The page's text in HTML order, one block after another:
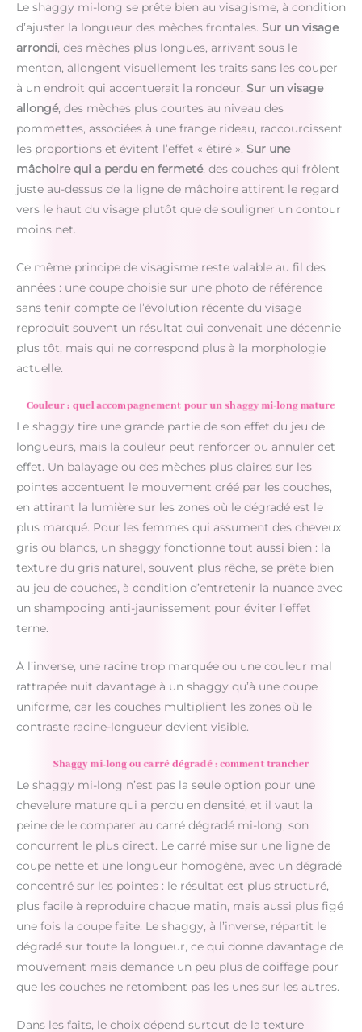
Le shaggy mi-long se prête bien au visagisme, à condition
d’ajuster la longueur des mèches frontales. Sur un visage
arrondi, des mèches plus longues, arrivant sous le
menton, allongent visuellement les traits sans les couper
à un endroit qui accentuerait la rondeur. Sur un visage
allongé, des mèches plus courtes au niveau des
pommettes, associées à une frange rideau, raccourcissent
les proportions et évitent l’effet « étiré ». Sur une
mâchoire qui a perdu en fermeté, des couches qui frôlent
juste au-dessus de la ligne de mâchoire attirent le regard
vers le haut du visage plutôt que de souligner un contour
moins net.
Ce même principe de visagisme reste valable au fil des
années : une coupe choisie sur une photo de référence
sans tenir compte de l’évolution récente du visage
reproduit souvent un résultat qui convenait une décennie
plus tôt, mais qui ne correspond plus à la morphologie
actuelle.
Couleur : quel accompagnement pour un shaggy mi-long mature
Le shaggy tire une grande partie de son effet du jeu de
longueurs, mais la couleur peut renforcer ou annuler cet
effet. Un balayage ou des mèches plus claires sur les
pointes accentuent le mouvement créé par les couches,
en attirant la lumière sur les zones où le dégradé est le
plus marqué. Pour les femmes qui assument des cheveux
gris ou blancs, un shaggy fonctionne tout aussi bien : la
texture du gris naturel, souvent plus rêche, se prête bien
au jeu de couches, à condition d’entretenir la nuance avec
un shampooing anti-jaunissement pour éviter l’effet
terne.
À l’inverse, une racine trop marquée ou une couleur mal
rattrapée nuit davantage à un shaggy qu’à une coupe
uniforme, car les couches multiplient les zones où le
contraste racine-longueur devient visible.
Shaggy mi-long ou carré dégradé : comment trancher
Le shaggy mi-long n’est pas la seule option pour une
chevelure mature qui a perdu en densité, et il vaut la
peine de le comparer au carré dégradé mi-long, son
concurrent le plus direct. Le carré mise sur une ligne de
coupe nette et une longueur homogène, avec un dégradé
concentré sur les pointes : le résultat est plus structuré,
plus facile à reproduire chaque matin, mais aussi plus figé
une fois la coupe faite. Le shaggy, à l’inverse, répartit le
dégradé sur toute la longueur, ce qui donne davantage de
mouvement mais demande un peu plus de coiffage pour
que les couches ne retombent pas les unes sur les autres.
Dans les faits, le choix dépend surtout de la texture